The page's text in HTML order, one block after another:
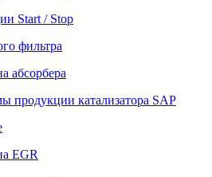
Start / Stop
фильтра
абсорбера
продукции катализатора SAP
EGR